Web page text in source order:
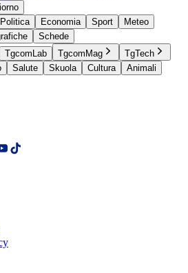
Politica Economia Sport
Meteo
Schede
TgcomLab TgcomMag
TgTech
Salute Skuola Cultura
Animali